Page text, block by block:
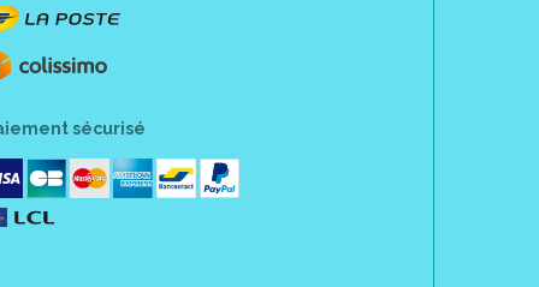
sécurisé